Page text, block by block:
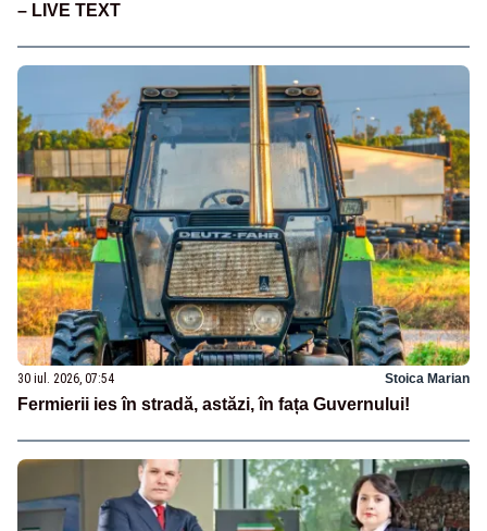
– LIVE TEXT
30 iul. 2026, 07:54 Stoica Marian
Fermierii ies în stradă, astăzi, în fața Guvernului!